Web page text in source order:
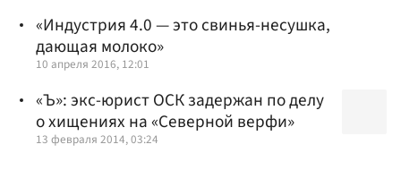
«Индустрия 4.0 — это свинья-несушка,
дающая молоко»
10 апреля 2016, 12:01
«Ъ»: экс-юрист ОСК задержан по делу
о хищениях на «Северной верфи»
13 февраля 2014, 03:24